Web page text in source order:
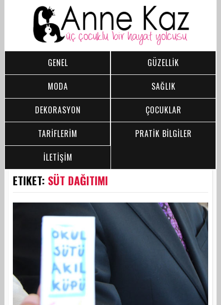
GENEL
GÜZELLİK
MODA
SAĞLIK
DEKORASYON
ÇOCUKLAR
TARİFLERİM
PRATİK BİLGİLER
İLETİŞİM
ETIKET: SÜT DAĞITIMI